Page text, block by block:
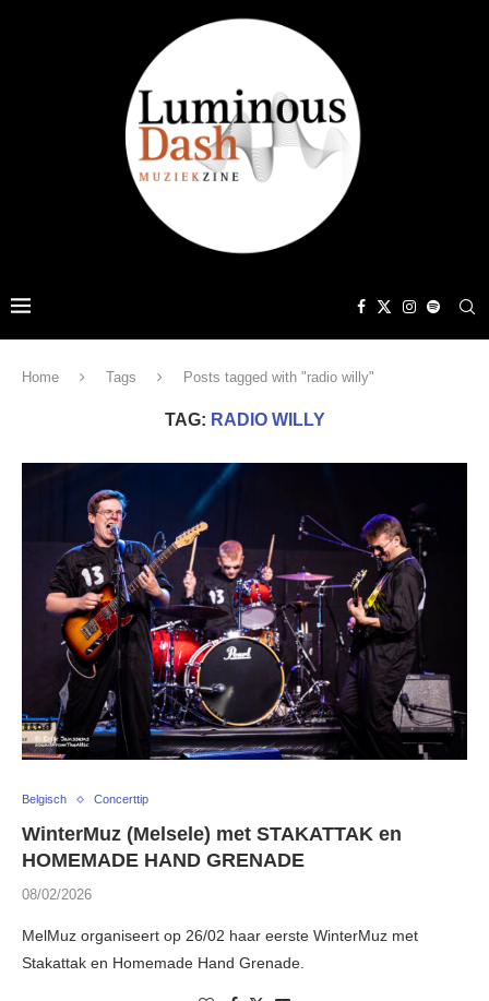
Home Tags Posts tagged with "radio willy"
TAG: RADIO WILLY
Belgisch Concerttip
WinterMuz (Melsele) met STAKATTAK en
HOMEMADE HAND GRENADE
08/02/2026
MelMuz organiseert op 26/02 haar eerste WinterMuz met
Stakattak en Homemade Hand Grenade.